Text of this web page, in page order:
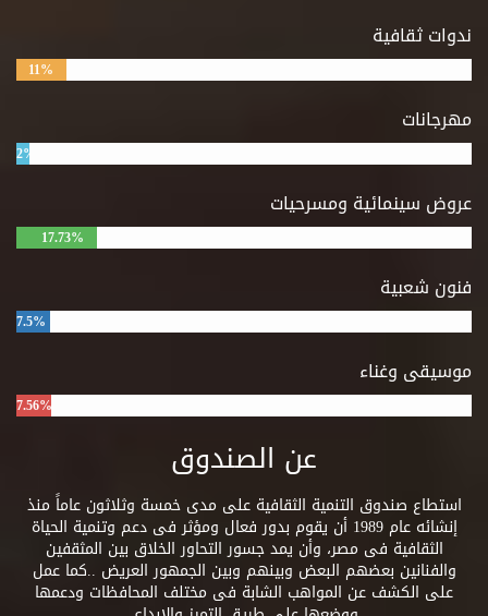
ندوات ثقافية
11%
مهرجانات
2%
عروض سينمائية ومسرحيات
17.73%
فنون شعبية
7.5%
موسيقى وغناء
7.56%
عن الصندوق
استطاع صندوق التنمية الثقافية على مدى خمسة وثلاثون عاماً منذ
إنشائه عام 1989 أن يقوم بدور فعال ومؤثر فى دعم وتنمية الحياة
الثقافية فى مصر، وأن يمد جسور التحاور الخلاق بين المثقفين
والفنانين بعضهم البعض وبينهم وبين الجمهور العريض ..كما عمل
على الكشف عن المواهب الشابة فى مختلف المحافظات ودعمها